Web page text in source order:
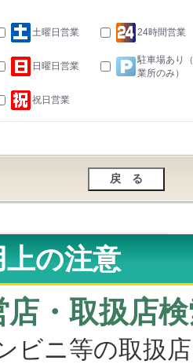
土曜日営業 24時間営業
日曜日営業
駐車場あり
業所のみ）
祝日営業
の注意
店・取扱店
ビニ等の取扱